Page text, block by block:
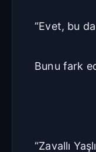
“Evet, bu
Bunu fark
“Zavallı